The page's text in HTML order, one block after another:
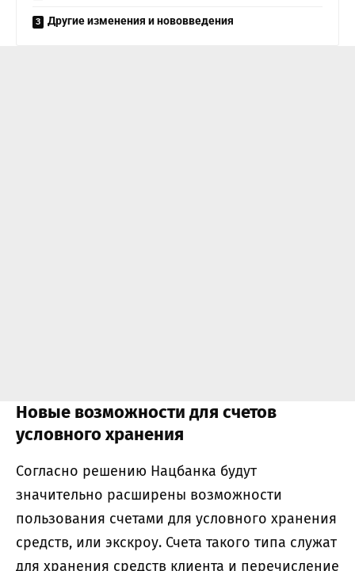
Другие изменения и нововведения
Новые возможности для счетов
условного хранения
Согласно решению Нацбанка будут
значительно расширены возможности
пользования счетами для условного хранения
средств, или экскроу. Счета такого типа служат
для хранения средств клиента и перечисление